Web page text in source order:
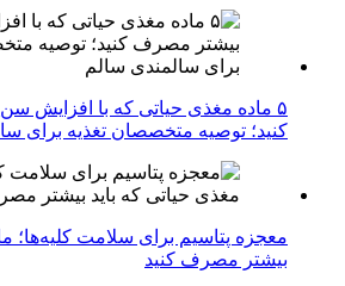
۵ ماده مغذی حیاتی که با افزایش
کنید؛ توصیه متخصصان تغذیه برای
معجزه پتاسیم برای سلامت کلیه‌ها؛
بیشتر مصرف کنید